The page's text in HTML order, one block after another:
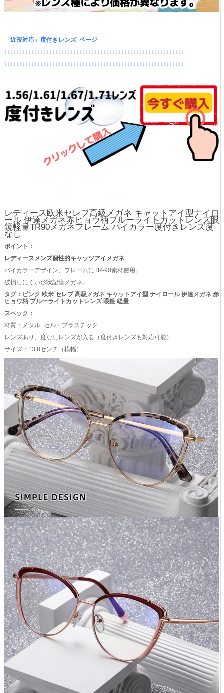
「近視対応」度付きレンズ ページ
↓↓↓↓↓↓↓↓↓↓↓↓↓↓↓↓↓↓↓↓↓↓↓↓↓↓↓↓↓↓↓↓↓↓↓↓↓↓↓↓↓↓↓↓↓↓↓↓↓↓↓↓↓↓↓↓↓↓↓↓
↓↓↓↓↓↓↓↓↓↓↓↓↓↓↓↓↓↓↓↓↓↓↓↓↓↓↓↓↓↓↓↓↓↓↓↓↓↓↓↓↓↓↓↓↓↓↓↓↓↓↓↓↓↓↓↓↓↓↓↓
レディース欧米セレブ高級メガネ キャットアイ型ナイロ
ール 伊達メガネ赤ヒョウ柄ブルーライトカットレンズ眼
鏡軽量TR90メガネフレーム バイカラー度付きレンズ度
なし
ポイント：
レディースメンズ個性的キャッツアイメガネ。
バイカラーデザイン、フレームにTR‐90素材使用。
破損しにくい形状記憶メガネ。
タグ：ピンク 欧米 セレブ 高級メガネ キャットアイ型 ナイロール 伊達メガネ 赤
ヒョウ柄 ブルーライトカットレンズ 眼鏡 軽量
スペック：
材質：メタル+セル・プラスチック
レンズあり、度なしレンズが入る（度付きレンズも対応可能）
サイズ：13.8センチ（横幅）